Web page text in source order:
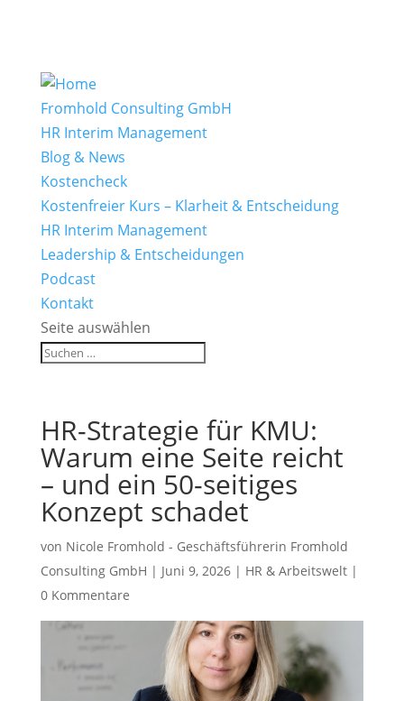
Fromhold Consulting GmbH
HR Interim Management
Blog & News
Kostencheck
Kostenfreier Kurs – Klarheit & Entscheidung
HR Interim Management
Leadership & Entscheidungen
Podcast
Kontakt
Seite auswählen
HR-Strategie für KMU:
Warum eine Seite reicht
– und ein 50-seitiges
Konzept schadet
von Nicole Fromhold - Geschäftsführerin Fromhold
Consulting GmbH | Juni 9, 2026| HR & Arbeitswelt|
0 Kommentare